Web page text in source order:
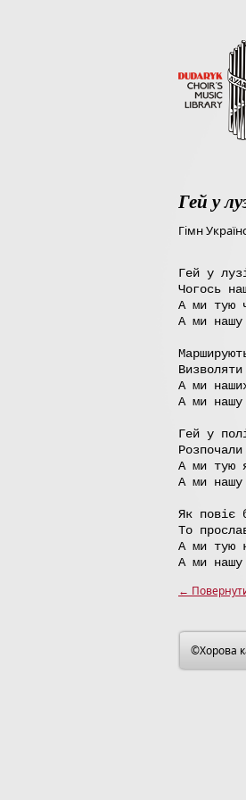
Гей у
Гімн
Гей у
Чогось
А ми тую
А ми нашу
А ми
А ми нашу
Гей у
А ми тую
А ми нашу
Як повіє
То
А ми тую
А ми нашу
←
©Хорова